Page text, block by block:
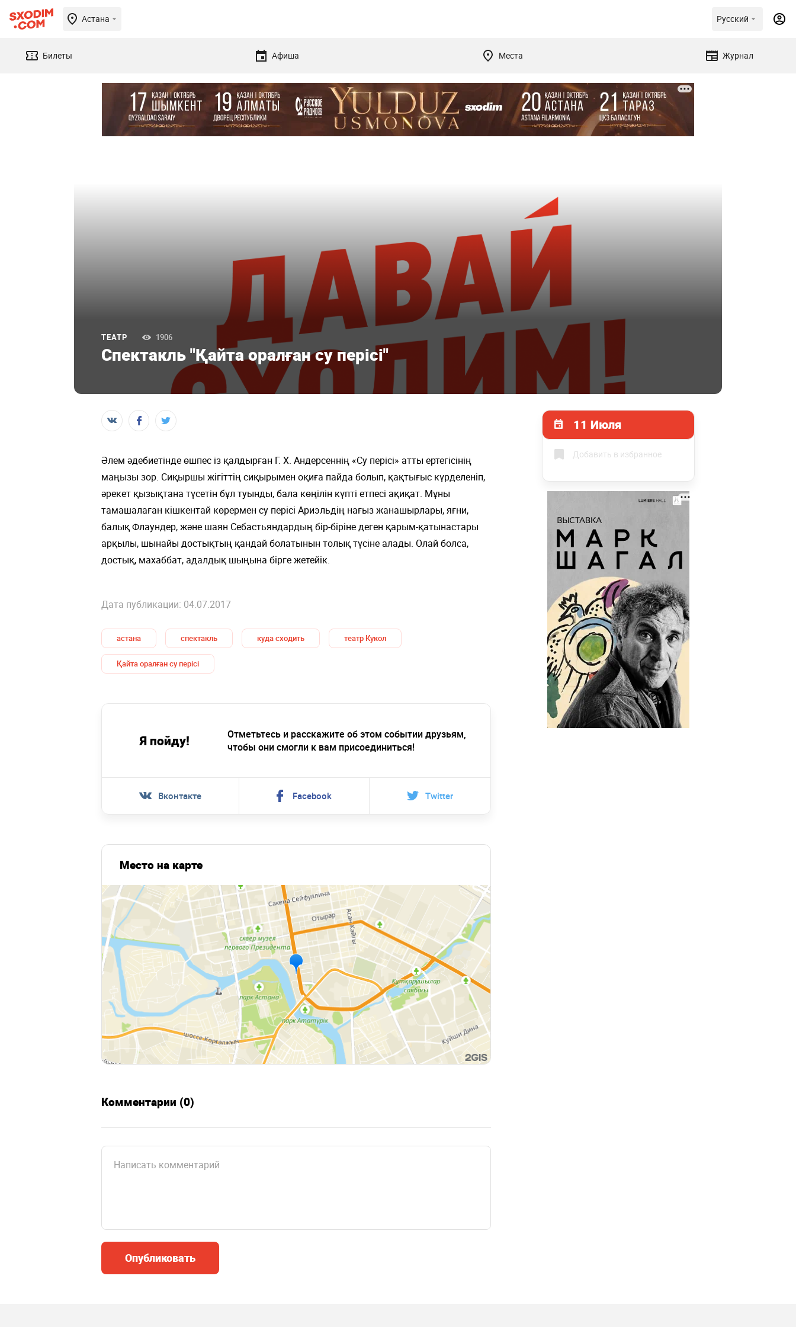
Астана Русский
Билеты Афиша Места Журнал
ТЕАТР 1906
Спектакль "Қайта оралған су перісі"
11 Июля
Добавить в избранное
Әлем әдебиетінде өшпес із қалдырған Г. Х. Андерсеннің «Су перісі» атты ертегісінің
маңызы зор. Сиқыршы жігіттің сиқырымен оқиға пайда болып, қақтығыс күрделеніп,
әрекет қызықтана түсетін бұл туынды, бала көңілін күпті етпесі ақиқат. Мұны
тамашалаған кішкентай көрермен су перісі Ариэльдің нағыз жанашырлары, яғни,
балық Флаундер, және шаян Себастьяндардың бір-біріне деген қарым-қатынастары
арқылы, шынайы достықтың қандай болатынын толық түсіне алады. Олай болса,
достық, махаббат, адалдық шыңына бірге жетейік.
Дата публикации: 04.07.2017
астана спектакль куда сходить театр Кукол
Қайта оралған су перісі
Я пойду!
Отметьтесь и расскажите об этом событии друзьям,
чтобы они смогли к вам присоединиться!
Вконтакте Facebook Twitter
Место на карте
Комментарии (0)
Опубликовать